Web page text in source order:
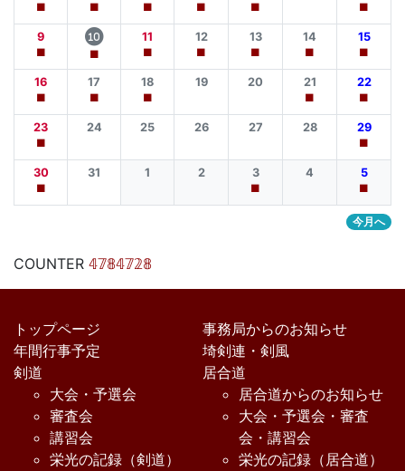
■ ■ ■ ■ ■ ■
9
■
10
■
11
■
12
■
13
■
14
■
15
■
16
■
17
■
18
■
19 20 21
■
22
■
23
■
24 25 26 27 28 29
■
30
■
31 1 2 3
■
4 5
■
今月へ
COUNTER 𝟜𝟟𝟠𝟜𝟟𝟚𝟠
トップページ
事務局からのお知らせ
年間行事予定
埼剣連・剣風
剣道
大会・予選会
審査会
講習会
栄光の記録（剣道）
居合道
居合道からのお知らせ
大会・予選会・審査
会・講習会
栄光の記録（居合道）